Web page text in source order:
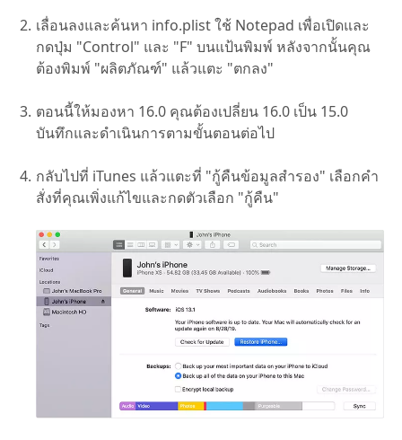
เลื่อนลงและค้นหา info.plistใช้ Notepad เพื่อเปิดและ
กดปุ่ม "Control" และ "F" บนแป้นพิมพ์ หลังจากนั้นคุณ
ต้องพิมพ์ "ผลิตภัณฑ์" แล้วแตะ "ตกลง"
ตอนนี้ให้มองหา 16.0 คุณต้องเปลี่ยน 16.0 เป็น 15.0
บันทึกและดำเนินการตามขั้นตอนต่อไป
กลับไปที่ iTunes แล้วแตะที่ "กู้คืนข้อมูลสำรอง" เลือกคำ
สั่งที่คุณเพิ่งแก้ไขและกดตัวเลือก "กู้คืน"